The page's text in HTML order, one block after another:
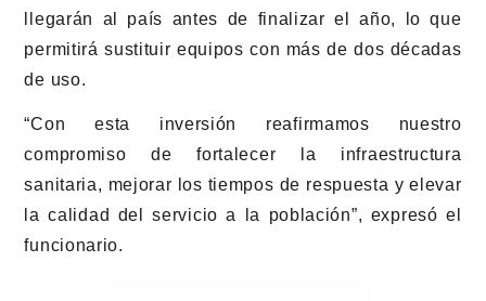
llegarán al país antes de finalizar el año, lo que
permitirá sustituir equipos con más de dos décadas
de uso.
“Con esta inversión reafirmamos nuestro
compromiso de fortalecer la infraestructura
sanitaria, mejorar los tiempos de respuesta y elevar
la calidad del servicio a la población”, expresó el
funcionario.